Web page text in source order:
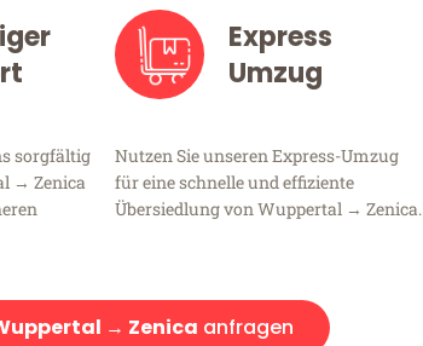
sorgfältig
→ Zenica
Express
Umzug
Nutzen Sie unseren Express-Umzug
für eine schnelle und effiziente
Übersiedlung von Wuppertal → Zenica.
→ Zenica anfragen